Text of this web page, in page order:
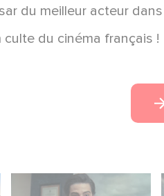
du meilleur acteur
du cinéma français !
Mexico 86, est à